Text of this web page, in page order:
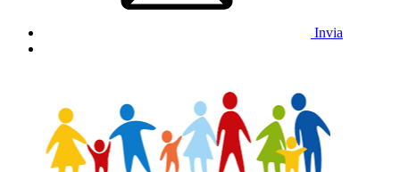
Invia